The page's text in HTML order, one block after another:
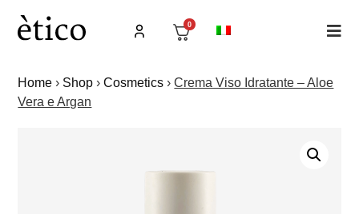
0
Home › Shop ›Cosmetics ›Crema Viso Idratante – Aloe
Vera e Argan